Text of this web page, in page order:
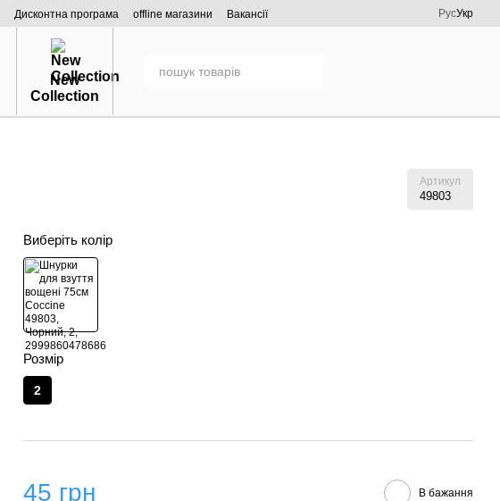
Дисконтна програма offline магазини
Вакансії
РусУкр
New
Collection
Артикул
49803
Виберіть колір
Розмір
2
45 грн В бажання